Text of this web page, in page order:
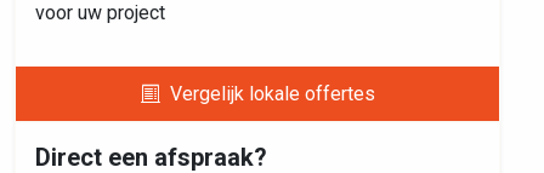
voor uw project
Vergelijk lokale offertes
Direct een afspraak?